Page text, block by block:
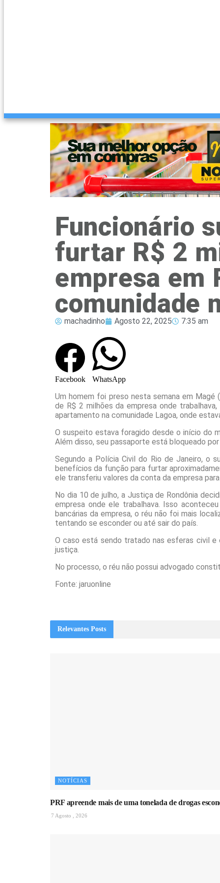
Funcionário
furtar R$ 2
empresa em
comunidade
machadinho Agosto 22, 2025 7:35 am
Facebook WhatsApp
Um homem foi preso nesta semana em Magé
de R$ 2 milhões da empresa onde
apartamento na comunidade Lagoa, onde
O suspeito estava foragido desde o início do
Além disso, seu passaporte está bloqueado
Segundo a Polícia Civil do Rio de Janeiro, o
benefícios da função para furtar
ele transferiu valores da conta da empresa
No dia 10 de julho, a Justiça de Rondônia
empresa onde ele trabalhava. Isso
bancárias da empresa, o réu não foi mais
tentando se esconder ou até sair do país.
O caso está sendo tratado nas esferas civil e
justiça.
No processo, o réu não possui advogado
Fonte: jaruonline
Relevantes Posts
NOTÍCIAS
PRF apreende mais de uma tonelada de drogas
7 Agosto , 2026